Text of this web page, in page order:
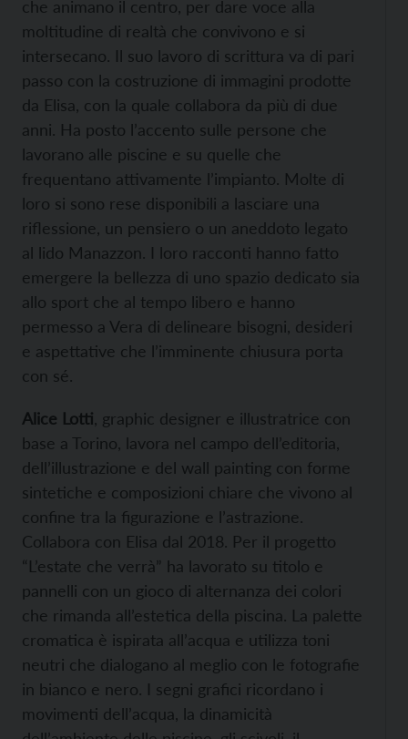
che animano il centro, per dare voce alla
moltitudine di realtà che convivono e si
intersecano. Il suo lavoro di scrittura va di pari
passo con la costruzione di immagini prodotte
da Elisa, con la quale collabora da più di due
anni. Ha posto l’accento sulle persone che
lavorano alle piscine e su quelle che
frequentano attivamente l’impianto. Molte di
loro si sono rese disponibili a lasciare una
riflessione, un pensiero o un aneddoto legato
al lido Manazzon. I loro racconti hanno fatto
emergere la bellezza di uno spazio dedicato sia
allo sport che al tempo libero e hanno
permesso a Vera di delineare bisogni, desideri
e aspettative che l’imminente chiusura porta
con sé.
Alice Lotti , graphic designer e illustratrice con
base a Torino, lavora nel campo dell’editoria,
dell’illustrazione e del wall painting con forme
sintetiche e composizioni chiare che vivono al
confine tra la figurazione e l’astrazione.
Collabora con Elisa dal 2018. Per il progetto
“L’estate che verrà” ha lavorato su titolo e
pannelli con un gioco di alternanza dei colori
che rimanda all’estetica della piscina. La palette
cromatica è ispirata all’acqua e utilizza toni
neutri che dialogano al meglio con le fotografie
in bianco e nero. I segni grafici ricordano i
movimenti dell’acqua, la dinamicità